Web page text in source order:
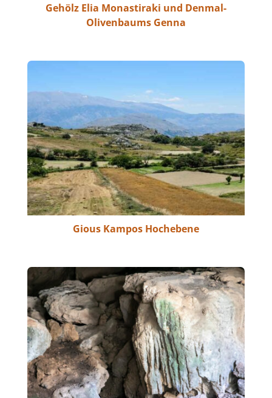
Gehölz Elia Monastiraki und Denmal-
Olivenbaums Genna
Gious Kampos Hochebene